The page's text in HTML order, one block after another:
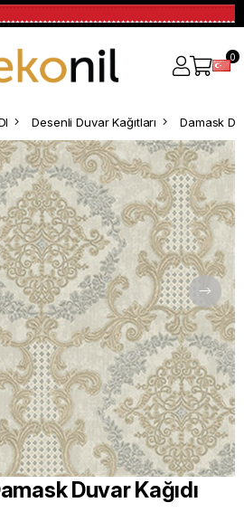
0
Desenli Duvar Kağıtları Damask
Duvar Kağıdı